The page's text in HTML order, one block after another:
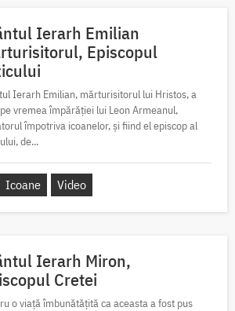
Ierarh Emilian
Episcopul
Ierarh Emilian, mărturisitorul lui Hristos, a
vremea împărăției lui Leon Armeanul,
împotriva icoanelor, și fiind el episcop al
de...
Icoane Video
Ierarh Miron,
Cretei
o viață îmbunătățită ca aceasta a fost pus